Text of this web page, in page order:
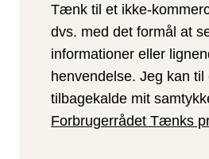
Tænk til et ikke-
dvs. med det formål at
informationer eller
henvendelse. Jeg kan til
tilbagekalde mit
Forbrugerrådet Tænks